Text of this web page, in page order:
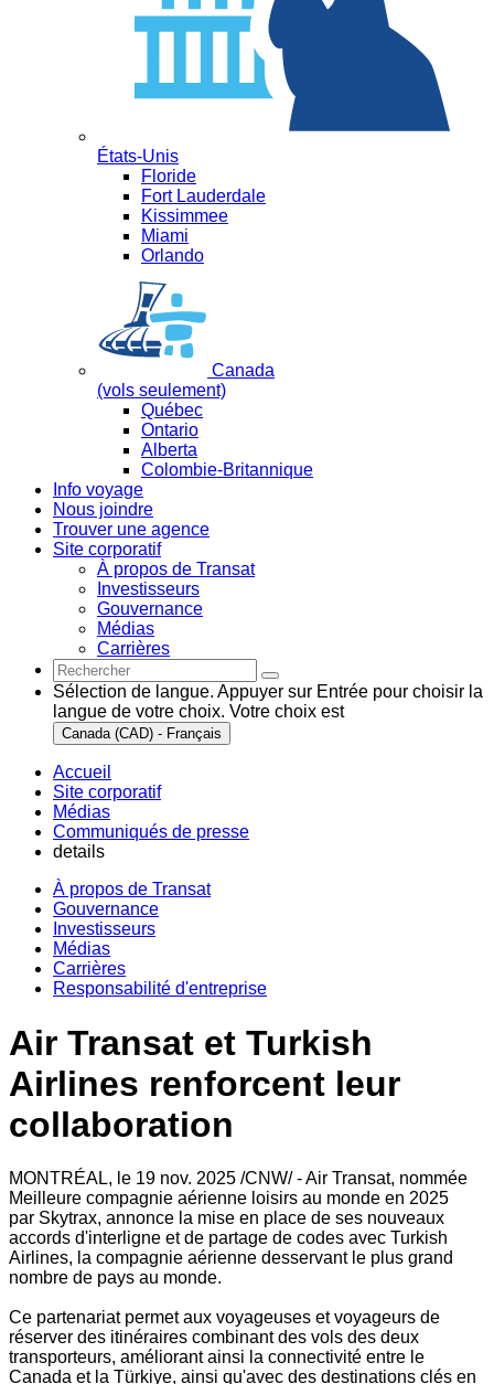
États-Unis
Floride
Fort Lauderdale
Kissimmee
Miami
Orlando
Canada
(vols seulement)
Québec
Ontario
Alberta
Colombie-Britannique
Info voyage
Nous joindre
Trouver une agence
Site corporatif
À propos de Transat
Investisseurs
Gouvernance
Médias
Carrières
Sélection de langue. Appuyer sur Entrée pour choisir la
langue de votre choix. Votre choix est
Canada (CAD) - Français
Accueil
Site corporatif
Médias
Communiqués de presse
details
À propos de Transat
Gouvernance
Investisseurs
Médias
Carrières
Responsabilité d'entreprise
Air Transat et Turkish
Airlines renforcent leur
collaboration
MONTRÉAL, le 19 nov. 2025 /CNW/ - Air Transat, nommée
Meilleure compagnie aérienne loisirs au monde en 2025
par Skytrax, annonce la mise en place de ses nouveaux
accords d'interligne et de partage de codes avec Turkish
Airlines, la compagnie aérienne desservant le plus grand
nombre de pays au monde.
Ce partenariat permet aux voyageuses et voyageurs de
réserver des itinéraires combinant des vols des deux
transporteurs, améliorant ainsi la connectivité entre le
Canada et la Türkiye, ainsi qu'avec des destinations clés en